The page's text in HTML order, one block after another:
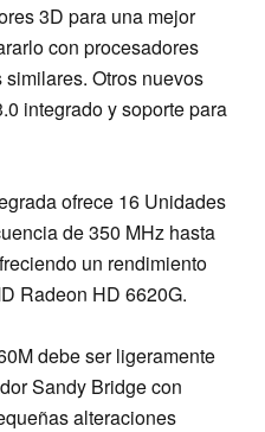
3D para una mejor
con procesadores
Otros nuevos
integrado y soporte para
ofrece 16 Unidades
de 350 MHz hasta
un rendimiento
Radeon HD 6620G.
debe ser ligeramente
Sandy Bridge con
alteraciones